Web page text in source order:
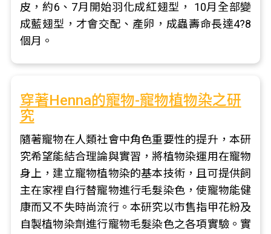
皮，約6、7月開始羽化成紅翅型， 10月全部變
成藍翅型，才會交配、產卵，成蟲壽命長達4?8
個月。
穿著Henna的寵物-寵物植物染之研
究
隨著寵物在人類社會中角色重要性的提升，本研
究希望能結合理論與實習，將植物染運用在寵物
身上，建立寵物植物染的基本技術，且可提供飼
主在家裡自行替寵物進行毛髮染色，使寵物能健
康而又不失時尚流行。本研究以市售指甲花粉及
自製植物染劑進行寵物毛髮染色之各項實驗。實